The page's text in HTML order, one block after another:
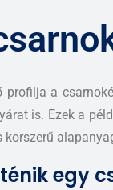
profilja a
is. Ezek a
korszerű
egy